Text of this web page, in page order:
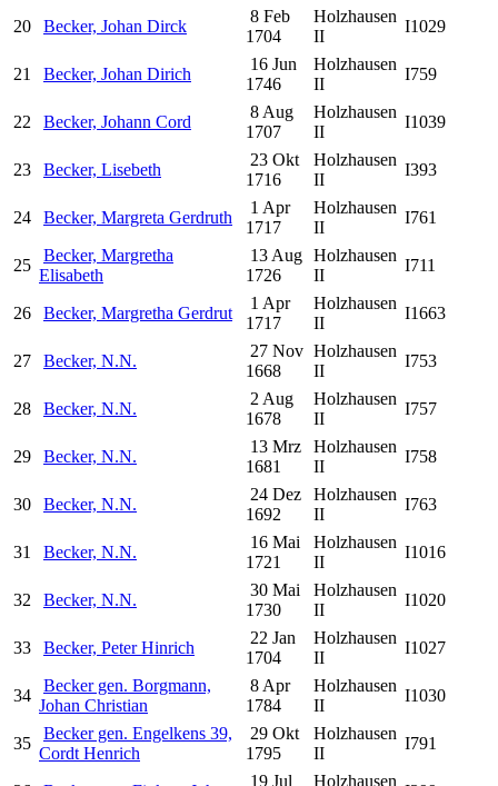
20 Becker, Johan Dirck
8 Feb
1704
Holzhausen
II
I1029
21 Becker, Johan Dirich
16 Jun
1746
Holzhausen
II
I759
22 Becker, Johann Cord
8 Aug
1707
Holzhausen
II
I1039
23 Becker, Lisebeth
23 Okt
1716
Holzhausen
II
I393
24 Becker, Margreta Gerdruth
1 Apr
1717
Holzhausen
II
I761
25
Becker, Margretha
Elisabeth
13 Aug
1726
Holzhausen
II
I711
26 Becker, Margretha Gerdrut
1 Apr
1717
Holzhausen
II
I1663
27 Becker, N.N.
27 Nov
1668
Holzhausen
II
I753
28 Becker, N.N.
2 Aug
1678
Holzhausen
II
I757
29 Becker, N.N.
13 Mrz
1681
Holzhausen
II
I758
30 Becker, N.N.
24 Dez
1692
Holzhausen
II
I763
31 Becker, N.N.
16 Mai
1721
Holzhausen
II
I1016
32 Becker, N.N.
30 Mai
1730
Holzhausen
II
I1020
33 Becker, Peter Hinrich
22 Jan
1704
Holzhausen
II
I1027
34
Becker gen. Borgmann,
Johan Christian
8 Apr
1784
Holzhausen
II
I1030
35
Becker gen. Engelkens 39,
Cordt Henrich
29 Okt
1795
Holzhausen
II
I791
19 Jul Holzhausen